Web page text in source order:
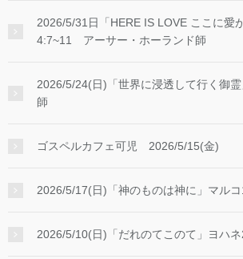
2026/5/31日「HERE IS LOVE ここに愛
4:7~11 アーサー・ホーランド師
2026/5/24(日)「世界に浸透して行く御
師
ゴスペルカフェ可児 2026/5/15(金)
2026/5/17(日)「神のものは神に」マル
2026/5/10(日)「だれのてこのて」ヨハ